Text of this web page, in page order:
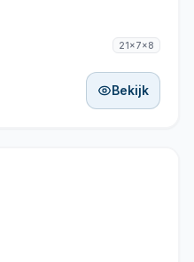
21x7x8
Bekijk